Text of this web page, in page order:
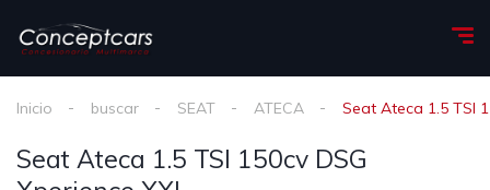
Inicio buscar SEAT ATECA Seat Ateca 1.5 TSI
Seat Ateca 1.5 TSI 150cv DSG